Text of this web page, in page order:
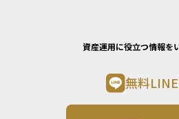
資産運用に役立つ情報を
無料